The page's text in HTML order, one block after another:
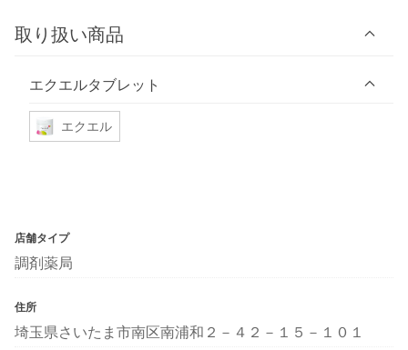
取り扱い商品
エクエルタブレット
エクエル
店舗タイプ
調剤薬局
住所
埼玉県さいたま市南区南浦和２－４２－１５－１０１